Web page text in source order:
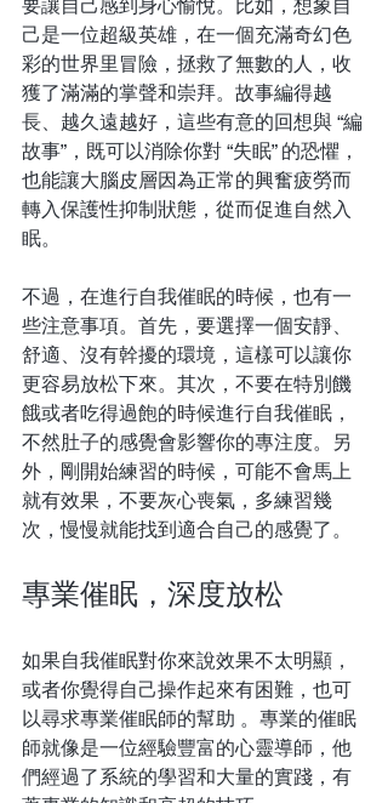
要讓自己感到身心愉悅。比如，想象自
己是一位超級英雄，在一個充滿奇幻色
彩的世界里冒險，拯救了無數的人，收
獲了滿滿的掌聲和崇拜。故事編得越
長、越久遠越好，這些有意的回想與 “編
故事”，既可以消除你對 “失眠” 的恐懼，
也能讓大腦皮層因為正常的興奮疲勞而
轉入保護性抑制狀態，從而促進自然入
眠。
不過，在進行自我催眠的時候，也有一
些注意事項。首先，要選擇一個安靜、
舒適、沒有幹擾的環境，這樣可以讓你
更容易放松下來。其次，不要在特別饑
餓或者吃得過飽的時候進行自我催眠，
不然肚子的感覺會影響你的專注度。另
外，剛開始練習的時候，可能不會馬上
就有效果，不要灰心喪氣，多練習幾
次，慢慢就能找到適合自己的感覺了。
專業催眠，深度放松
如果自我催眠對你來說效果不太明顯，
或者你覺得自己操作起來有困難，也可
以尋求專業催眠師的幫助 。專業的催眠
師就像是一位經驗豐富的心靈導師，他
們經過了系統的學習和大量的實踐，有